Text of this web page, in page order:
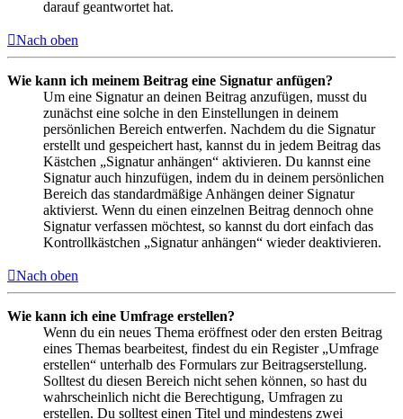
darauf geantwortet hat.
Nach oben
Wie kann ich meinem Beitrag eine Signatur anfügen?
Um eine Signatur an deinen Beitrag anzufügen, musst du
zunächst eine solche in den Einstellungen in deinem
persönlichen Bereich entwerfen. Nachdem du die Signatur
erstellt und gespeichert hast, kannst du in jedem Beitrag das
Kästchen „Signatur anhängen“ aktivieren. Du kannst eine
Signatur auch hinzufügen, indem du in deinem persönlichen
Bereich das standardmäßige Anhängen deiner Signatur
aktivierst. Wenn du einen einzelnen Beitrag dennoch ohne
Signatur verfassen möchtest, so kannst du dort einfach das
Kontrollkästchen „Signatur anhängen“ wieder deaktivieren.
Nach oben
Wie kann ich eine Umfrage erstellen?
Wenn du ein neues Thema eröffnest oder den ersten Beitrag
eines Themas bearbeitest, findest du ein Register „Umfrage
erstellen“ unterhalb des Formulars zur Beitragserstellung.
Solltest du diesen Bereich nicht sehen können, so hast du
wahrscheinlich nicht die Berechtigung, Umfragen zu
erstellen. Du solltest einen Titel und mindestens zwei